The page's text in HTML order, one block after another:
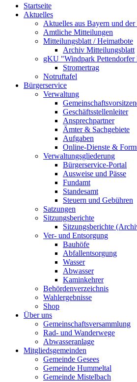
Startseite
Aktuelles
Aktuelles aus Bayern und der
Amtliche Mitteilungen
Mitteilungsblatt / Heimatbote
Archiv Mitteilungsblatt
gKU "Windpark Pettendorfer
Stromertrag
Notruftafel
Bürgerservice
Verwaltung
Geschäftsstellenleiter
Ansprechpartner
Ämter & Sachgebiete
Aufgaben
Online-Dienste &
Verwaltungsgliederung
Bürgerservice-Portal
Ausweise und Pässe
Fundamt
Standesamt
Steuern und Gebühren
Satzungen
Sitzungsberichte
Sitzungsberichte
Ver- und Entsorgung
Bauhöfe
Abfallentsorgung
Wasser
Abwasser
Kaminkehrer
Behördenverzeichnis
Wahlergebnisse
Shop
Über uns
Gemeinschaftsversammlung
Rad- und Wanderwege
Abwasseranlage
Mitgliedsgemeinden
Gemeinde Gesees
Gemeinde Hummeltal
Gemeinde Mistelbach